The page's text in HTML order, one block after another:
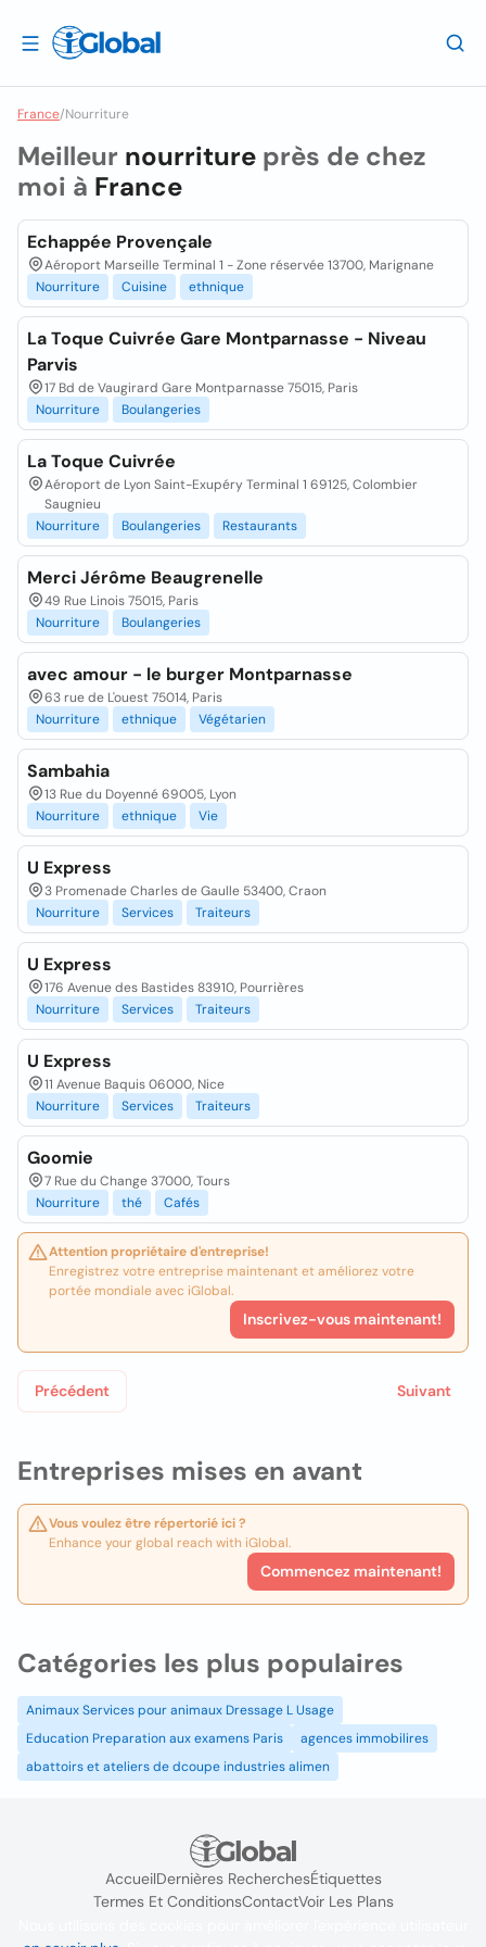
France/Nourriture
Entreprises mises en avant
Vous voulez être répertorié ici ?
Enhance your global reach with iGlobal.
Commencez maintenant!
Meilleur nourriture près de chez
moi à France
Echappée Provençale
Aéroport Marseille Terminal 1 - Zone réservée 13700, Marignane
Nourriture
Cuisine ethnique
La Toque Cuivrée Gare Montparnasse - Niveau
Parvis
17 Bd de Vaugirard Gare Montparnasse 75015, Paris
Nourriture
Boulangeries
La Toque Cuivrée
Aéroport de Lyon Saint-Exupéry Terminal 1 69125, Colombier
Saugnieu
Nourriture
Boulangeries Restaurants
Merci Jérôme Beaugrenelle
49 Rue Linois 75015, Paris
Nourriture
Boulangeries
avec amour - le burger Montparnasse
63 rue de L'ouest 75014, Paris
Nourriture
ethnique Végétarien
Sambahia
13 Rue du Doyenné 69005, Lyon
Nourriture
ethnique Vie
U Express
3 Promenade Charles de Gaulle 53400, Craon
Nourriture
Services Traiteurs
U Express
176 Avenue des Bastides 83910, Pourrières
Nourriture
Services Traiteurs
U Express
11 Avenue Baquis 06000, Nice
Nourriture
Services Traiteurs
Goomie
7 Rue du Change 37000, Tours
Nourriture
thé Cafés
Attention propriétaire d'entreprise!
Enregistrez votre entreprise maintenant et améliorez votre
portée mondiale avec iGlobal.
Inscrivez-vous maintenant!
Précédent Suivant
Catégories les plus populaires
Animaux Services pour animaux Dressage L Usage
Education Preparation aux examens Paris
agences immobilires
abattoirs et ateliers de dcoupe industries alimen
AccueilDernières RecherchesÉtiquettes
Termes Et ConditionsContactVoir Les Plans